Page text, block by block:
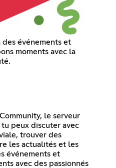
des événements et
moments avec la
le serveur
peux discuter avec
trouver des
les actualités et les
événements et
avec des passionnés